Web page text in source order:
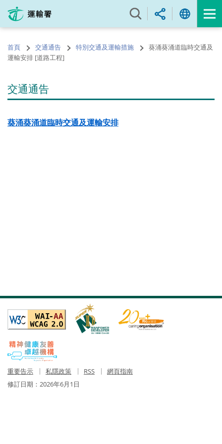
內
的
開
首頁 交通通告 特別交通及運輸措施
葵涌葵涌道臨時交通及
運輸安排 [道路工程]
交通通告
葵涌葵涌道臨時交通及運輸安排
重要告示 私隱政策 RSS
網頁指南
修訂日期： 2026年6月1日